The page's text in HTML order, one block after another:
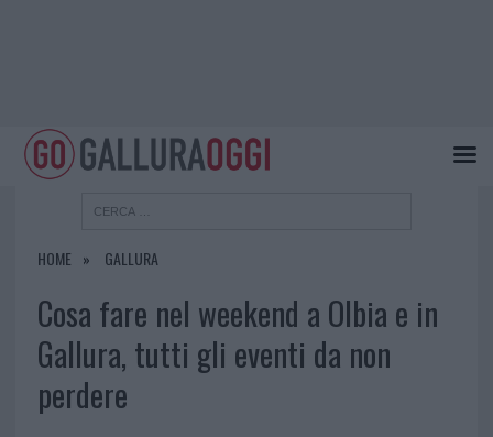
HOME GALLURA
Cosa fare nel weekend a Olbia e in
Gallura, tutti gli eventi da non
perdere